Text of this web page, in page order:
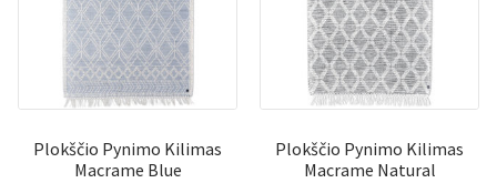
Plokščio Pynimo Kilimas
Macrame Blue
Plokščio Pynimo Kilimas
Macrame Natural